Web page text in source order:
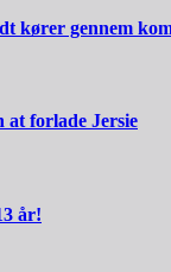
kører gennem
at forlade Jersie
år!